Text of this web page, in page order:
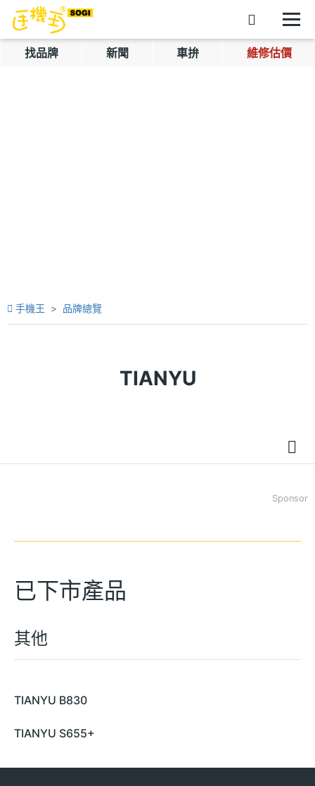
找品牌 新聞 車拚 維修估價
手機王 品牌總覽
TIANYU
Sponsor
已下市產品
其他
TIANYU B830
TIANYU S655+